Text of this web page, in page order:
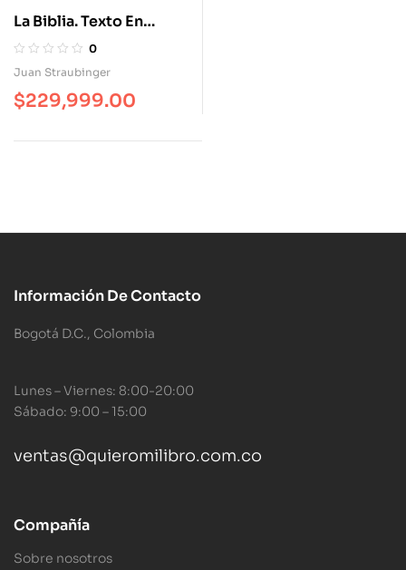
La Biblia. Texto En
Lenguaje Actual
0
Juan Straubinger
$229,999.00
Información De Contacto
Bogotá D.C., Colombia
Lunes – Viernes: 8:00-20:00
Sábado: 9:00 – 15:00
ventas@quieromilibro.com.co
Compañía
Sobre nosotros